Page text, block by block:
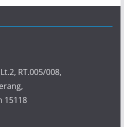
RT.005/008,
15118